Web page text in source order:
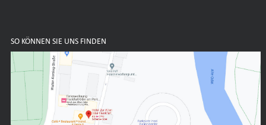
SO KÖNNEN SIE UNS FINDEN